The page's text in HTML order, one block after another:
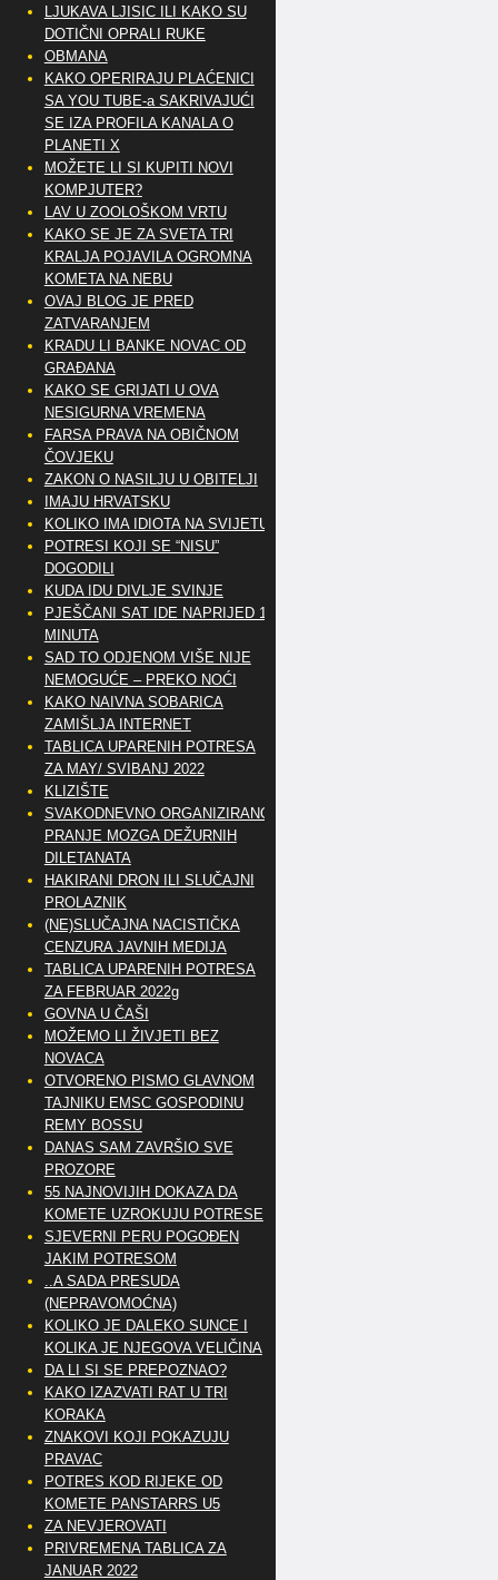
LJUKAVA LJISIC ILI KAKO SU
DOTIČNI OPRALI RUKE
OBMANA
KAKO OPERIRAJU PLAĆENICI
SA YOU TUBE-a SAKRIVAJUĆI
SE IZA PROFILA KANALA O
PLANETI X
MOŽETE LI SI KUPITI NOVI
KOMPJUTER?
LAV U ZOOLOŠKOM VRTU
KAKO SE JE ZA SVETA TRI
KRALJA POJAVILA OGROMNA
KOMETA NA NEBU
OVAJ BLOG JE PRED
ZATVARANJEM
KRADU LI BANKE NOVAC OD
GRAĐANA
KAKO SE GRIJATI U OVA
NESIGURNA VREMENA
FARSA PRAVA NA OBIČNOM
ČOVJEKU
ZAKON O NASILJU U OBITELJI
IMAJU HRVATSKU
KOLIKO IMA IDIOTA NA SVIJETU?
POTRESI KOJI SE “NISU”
DOGODILI
KUDA IDU DIVLJE SVINJE
PJEŠČANI SAT IDE NAPRIJED 10
MINUTA
SAD TO ODJENOM VIŠE NIJE
NEMOGUĆE – PREKO NOĆI
KAKO NAIVNA SOBARICA
ZAMIŠLJA INTERNET
TABLICA UPARENIH POTRESA
ZA MAY/ SVIBANJ 2022
KLIZIŠTE
SVAKODNEVNO ORGANIZIRANO
PRANJE MOZGA DEŽURNIH
DILETANATA
HAKIRANI DRON ILI SLUČAJNI
PROLAZNIK
(NE)SLUČAJNA NACISTIČKA
CENZURA JAVNIH MEDIJA
TABLICA UPARENIH POTRESA
ZA FEBRUAR 2022g
GOVNA U ČAŠI
MOŽEMO LI ŽIVJETI BEZ
NOVACA
OTVORENO PISMO GLAVNOM
TAJNIKU EMSC GOSPODINU
REMY BOSSU
DANAS SAM ZAVRŠIO SVE
PROZORE
55 NAJNOVIJIH DOKAZA DA
KOMETE UZROKUJU POTRESE
SJEVERNI PERU POGOĐEN
JAKIM POTRESOM
..A SADA PRESUDA
(NEPRAVOMOĆNA)
KOLIKO JE DALEKO SUNCE I
KOLIKA JE NJEGOVA VELIČINA
DA LI SI SE PREPOZNAO?
KAKO IZAZVATI RAT U TRI
KORAKA
ZNAKOVI KOJI POKAZUJU
PRAVAC
POTRES KOD RIJEKE OD
KOMETE PANSTARRS U5
ZA NEVJEROVATI
PRIVREMENA TABLICA ZA
JANUAR 2022